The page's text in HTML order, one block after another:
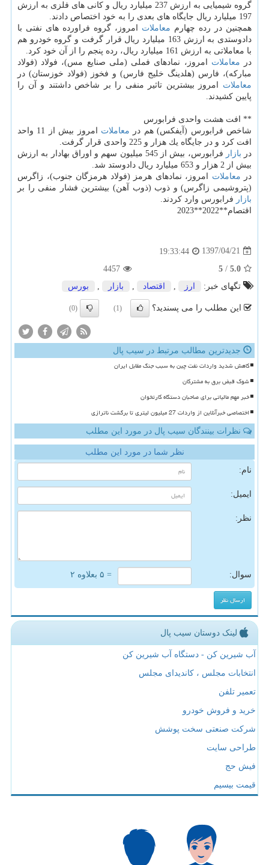
گروه شیمیایی به ارزش 237 میلیارد ریال و كانی های فلزی به ارزش
197 میلیارد ریال جایگاه های بعدی را به خود اختصاص دادند.
همچنین در رده چهارم معاملات امروز، گروه فراورده های نفتی با
دادوستدی به ارزش 163 میلیارد ریال قرار گرفت و گروه خودرو هم
با معاملاتی به ارزش 161 میلیارد ریال، رده پنجم را از آن خود كرد.
در معاملات امروز، نمادهای فملی (ملی صنایع مس)، فولاد (فولاد
مباركه)، فارس (هلدینگ خلیج فارس) و فخوز (فولاد خوزستان) در
معاملات امروز بیشترین تاثیر منفی را بر شاخص داشتند و آن را
پایین كشیدند.
** افت هشت واحدی فرابورس
شاخص فرابورس (آیفكس) هم در معاملات
امروز بیش از 11 واحد
افت كرد و در جایگاه یك هزار و 225 واحدی قرار گرفت.
در بازار
فرابورس، بیش از 545 میلیون سهم و اوراق بهادار به ارزش
بیش از 2 هزار و 653 میلیارد ریال دادوستد شد.
در معاملات امروز، نمادهای هرمز (فولاد هرمزگان جنوب)، زاگرس
(پتروشیمی زاگرس) و ذوب (ذوب آهن) بیشترین فشار منفی را بر
بازار فرابورس وارد كردند.
اقتصام**2022**2023
1397/04/21
19:33:44
5.0
/
5
4457
تگهای خبر:
ارز اقتصاد بازار بورس
این مطلب را می پسندید؟ (1)
(0)
جدیدترین مطالب مرتبط در سیب پال
کاهش شدید واردات نفت چین به سبب جنگ مقابل ایران
شوک قبض برق به مشترکان
خبر مهم مالیاتی برای صاحبان دستگاه کارتخوان
اختصاصی خبرآنلاین از واردات 27 میلیون لیتری تا برگشت ناترازی
نظرات بینندگان سیب پال در مورد این مطلب
نظر شما در مورد این مطلب
نام:
ایمیل:
نظر:
سوال: = ۵ بعلاوه ۲
لینک دوستان سیب پال
آب شیرین کن - دستگاه آب شیرین کن
انتخابات مجلس ، کاندیدای مجلس
تعمیر تلفن
خرید و فروش خودرو
شرکت صنعتی سخت پوشش
طراحی سایت
فیش حج
قیمت بیسیم